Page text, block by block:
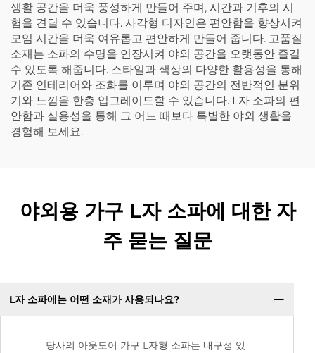
생활 공간을 더욱 풍성하게 만들어 주며, 시간과 기후의 시
험을 견딜 수 있습니다. 사각형 디자인은 편안함을 향상시켜
모임 시간을 더욱 여유롭고 편안하게 만들어 줍니다. 고품질
소재는 소파의 수명을 연장시켜 야외 공간을 오랫동안 즐길
수 있도록 해줍니다. 스타일과 색상의 다양한 활용성을 통해
기존 인테리어와 조화를 이루며 야외 공간의 전반적인 분위
기와 느낌을 한층 업그레이드할 수 있습니다. L자 소파의 편
안함과 실용성을 통해 그 어느 때보다 특별한 야외 생활을
경험해 보세요.
야외용 가구 L자 소파에 대한 자
주 묻는 질문
L자 소파에는 어떤 소재가 사용되나요?
당사의 아웃도어 가구 L자형 소파는 내구성 있